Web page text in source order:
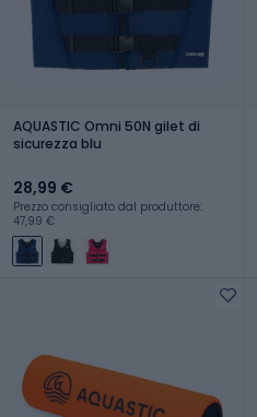
AQUASTIC Omni 50N gilet di
sicurezza blu
28,99 €
Prezzo consigliato dal produttore:
47,99 €